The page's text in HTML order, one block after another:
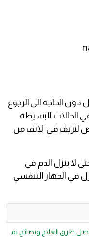
الحاجة الى الرجوع
الحالات البسيطة
لنزيف في الانف من
لا ينزل الدم في
في الجهاز التنفسي
أفضل طرق العلاج ونصائح تم